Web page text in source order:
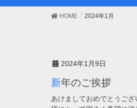
HOME 2024年1月
2024年1月9日
新年のご挨拶
あけましておめでとうご